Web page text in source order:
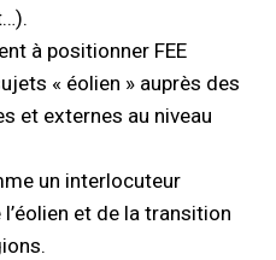
à positionner FEE
« éolien » auprès des
et externes au niveau
un interlocuteur
et de la transition